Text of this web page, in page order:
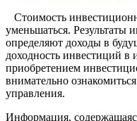
Стоимость
уменьшаться. Результаты
определяют доходы в
доходность инвестиций
приобретением
внимательно
управления.
Информация,